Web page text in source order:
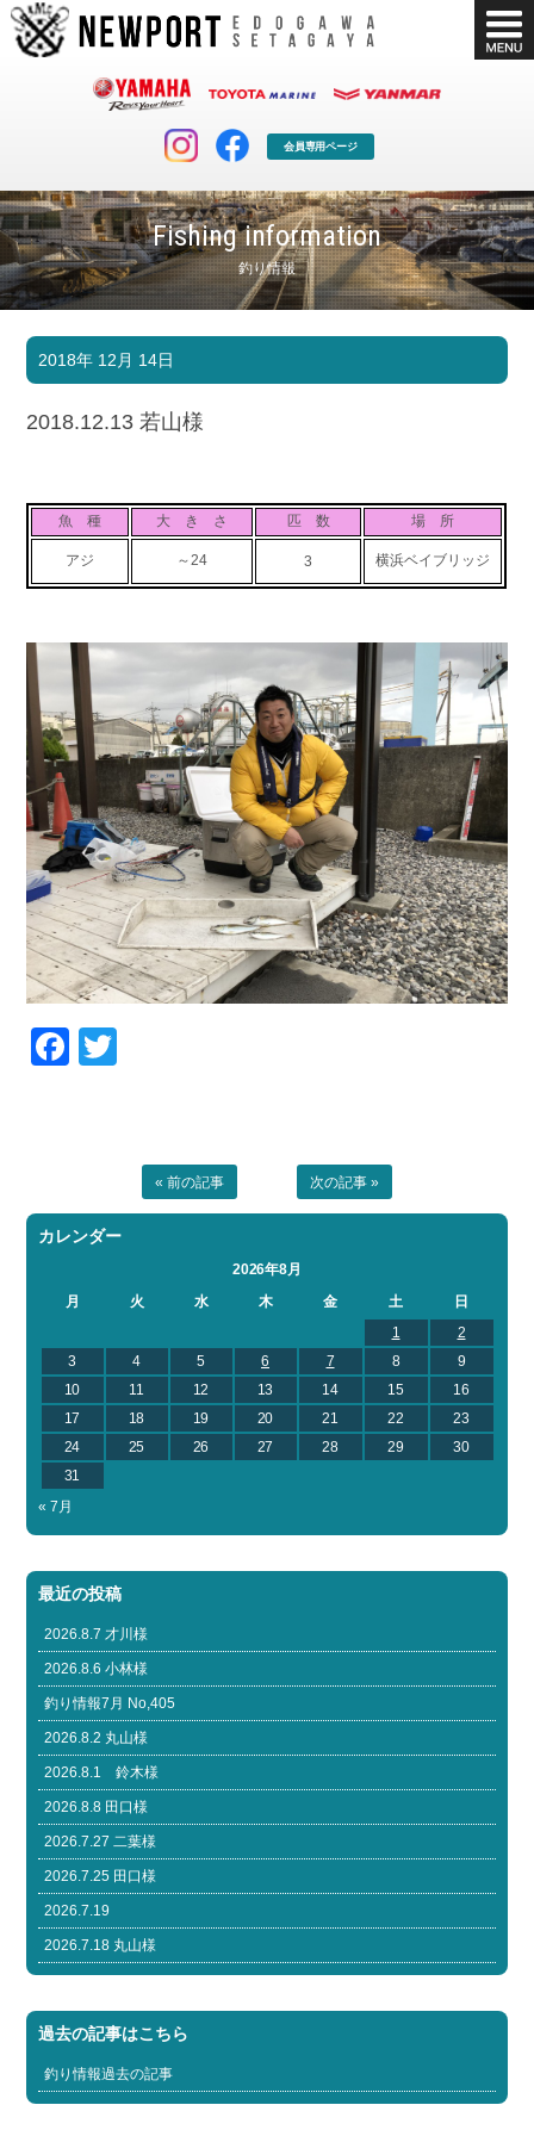
会員専用ページ
Fishing information
釣り情報
マリンクラブ
マリンライフを堪能したい！
ボート販売
ボート免許
長年の実績と信頼！
Shop Info. Blog
お問い合わせ
Contact us
会社概要
Company
2018年 12月 14日
2018.12.13 若山様
魚 種 大 き さ 匹 数 場 所
アジ ～24 3 横浜ベイブリッジ
Facebook
« 前の記事 次の記事 »
カレンダー
2026年8月
月
火 水 木 金 土
日
1
2
3
4 5 6 7 8
9
10
11 12 13 14 15
16
17
18 19 20 21 22
23
24
25 26 27 28 29
30
31
« 7月
最近の投稿
2026.8.7 才川様
2026.8.6 小林様
釣り情報7月 No,405
2026.8.2 丸山様
2026.8.1 鈴木様
2026.8.8 田口様
2026.7.27 二葉様
2026.7.25 田口様
2026.7.19
2026.7.18 丸山様
過去の記事はこちら
釣り情報過去の記事